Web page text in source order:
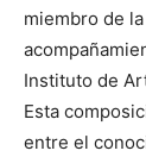
miembro de
Instituto de
Esta
entre el